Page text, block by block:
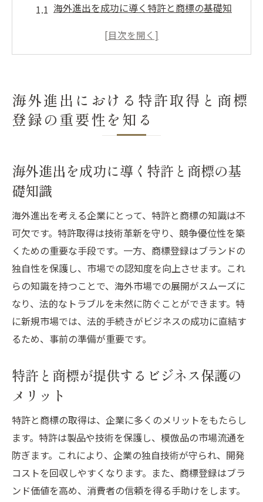
海外進出を成功に導く特許と商標の基礎知
特許と商標が提供するビジネス保護のメリ
の役割
特許と商標の違いとその相互補完性
知的財産権が海外進出に与える影響を理解
特許と商標を絡めた海外進出戦略の重要性
特許取得で技術革新を守り競争優位性を確保す
る方法
特許取得のプロセスとその重要性
特許戦略がもたらす競争優位性の確保
革新技術を守るための特許の活用法
国際市場での特許ポートフォリオの構築
技術革新を促進する特許管理のベストプラ
クティス
商標登録でブランドの認知度を海外市場で高め
る秘訣
国際市場でのブランド構築と商標の役割
商標がもたらすブランド保護の重要性
商標戦略による認知度向上のステップ
異文化市場での商標管理のポイント
海外進出における特許取得と商標
登録の重要性を知る
海外進出を成功に導く特許と商標の基
礎知識
海外進出を考える企業にとって、特許と商標の知識は不
可欠です。特許取得は技術革新を守り、競争優位性を築
くための重要な手段です。一方、商標登録はブランドの
独自性を保護し、市場での認知度を向上させます。これ
らの知識を持つことで、海外市場での展開がスムーズに
なり、法的なトラブルを未然に防ぐことができます。特
に新規市場では、法的手続きがビジネスの成功に直結す
るため、事前の準備が重要です。
特許と商標が提供するビジネス保護の
メリット
特許と商標の取得は、企業に多くのメリットをもたらし
ます。特許は製品や技術を保護し、模倣品の市場流通を
防ぎます。これにより、企業の独自技術が守られ、開発
コストを回収しやすくなります。また、商標登録はブラ
ンド価値を高め、消費者の信頼を得る手助けをします。